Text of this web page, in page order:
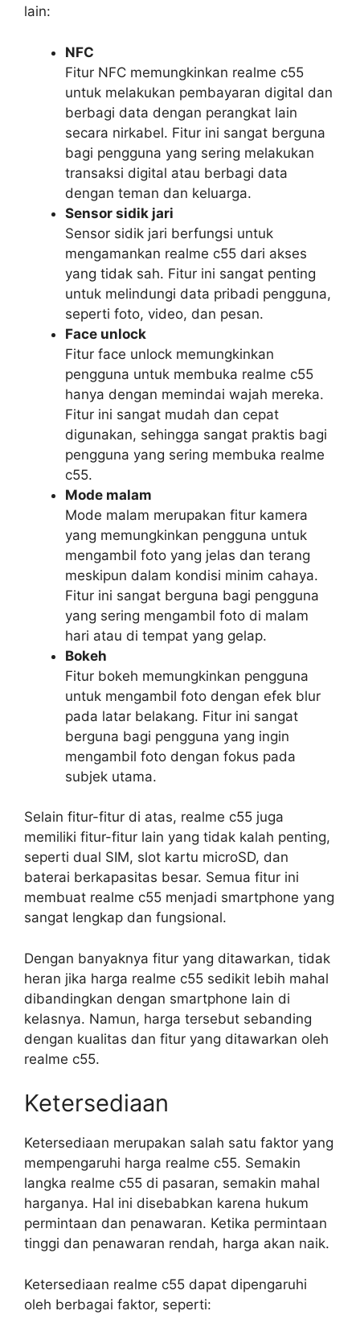
lain:
NFC
Fitur NFC memungkinkan realme c55
untuk melakukan pembayaran digital dan
berbagi data dengan perangkat lain
secara nirkabel. Fitur ini sangat berguna
bagi pengguna yang sering melakukan
transaksi digital atau berbagi data
dengan teman dan keluarga.
Sensor sidik jari
Sensor sidik jari berfungsi untuk
mengamankan realme c55 dari akses
yang tidak sah. Fitur ini sangat penting
untuk melindungi data pribadi pengguna,
seperti foto, video, dan pesan.
Face unlock
Fitur face unlock memungkinkan
pengguna untuk membuka realme c55
hanya dengan memindai wajah mereka.
Fitur ini sangat mudah dan cepat
digunakan, sehingga sangat praktis bagi
pengguna yang sering membuka realme
c55.
Mode malam
Mode malam merupakan fitur kamera
yang memungkinkan pengguna untuk
mengambil foto yang jelas dan terang
meskipun dalam kondisi minim cahaya.
Fitur ini sangat berguna bagi pengguna
yang sering mengambil foto di malam
hari atau di tempat yang gelap.
Bokeh
Fitur bokeh memungkinkan pengguna
untuk mengambil foto dengan efek blur
pada latar belakang. Fitur ini sangat
berguna bagi pengguna yang ingin
mengambil foto dengan fokus pada
subjek utama.
Selain fitur-fitur di atas, realme c55 juga
memiliki fitur-fitur lain yang tidak kalah penting,
seperti dual SIM, slot kartu microSD, dan
baterai berkapasitas besar. Semua fitur ini
membuat realme c55 menjadi smartphone yang
sangat lengkap dan fungsional.
Dengan banyaknya fitur yang ditawarkan, tidak
heran jika harga realme c55 sedikit lebih mahal
dibandingkan dengan smartphone lain di
kelasnya. Namun, harga tersebut sebanding
dengan kualitas dan fitur yang ditawarkan oleh
realme c55.
Ketersediaan
Ketersediaan merupakan salah satu faktor yang
mempengaruhi harga realme c55. Semakin
langka realme c55 di pasaran, semakin mahal
harganya. Hal ini disebabkan karena hukum
permintaan dan penawaran. Ketika permintaan
tinggi dan penawaran rendah, harga akan naik.
Ketersediaan realme c55 dapat dipengaruhi
oleh berbagai faktor, seperti: